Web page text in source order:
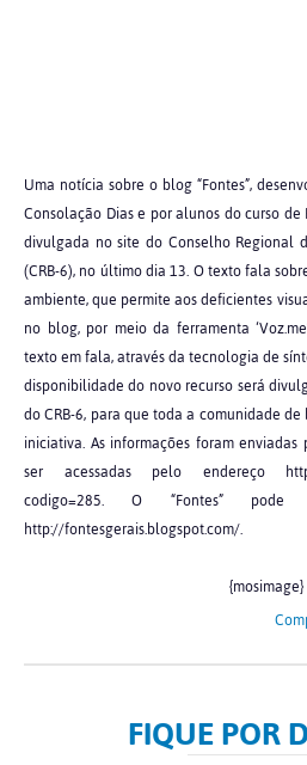
Uma notícia sobre o blog “Fontes”,
Consolação Dias e por alunos do curso
divulgada no site do Conselho Regional
(CRB-6), no último dia 13. O texto fala
ambiente, que permite aos deficientes
no blog, por meio da ferramenta
texto em fala, através da tecnologia de
disponibilidade do novo recurso será
do CRB-6, para que toda a comunidade
iniciativa. As informações foram
ser acessadas pelo endereço http://
codigo=285. O “Fontes”
http://fontesgerais.blogspot.com/.
{mosimage}
FIQUE POR